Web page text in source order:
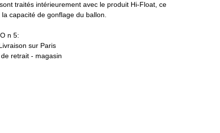
traités intérieurement avec le produit Hi-Float, ce
capacité de gonflage du ballon.
n 5:
sur Paris
retrait - magasin